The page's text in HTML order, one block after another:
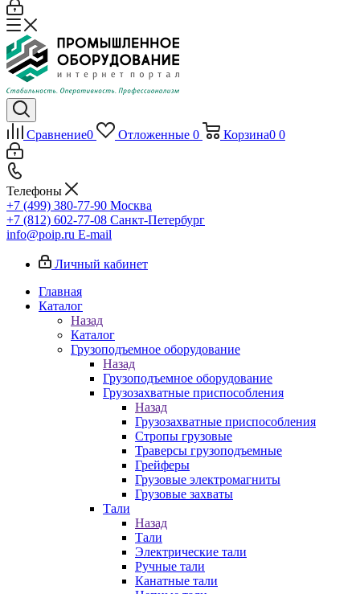
Сравнение0 Отложенные 0 Корзина0 0
Телефоны
+7 (499) 380-77-90 Москва
+7 (812) 602-77-08 Санкт-Петербург
info@poip.ru E-mail
Личный кабинет
Главная
Каталог
Назад
Каталог
Грузоподъемное оборудование
Назад
Грузоподъемное оборудование
Грузозахватные приспособления
Назад
Грузозахватные приспособления
Стропы грузовые
Траверсы грузоподъемные
Грейферы
Грузовые электромагниты
Грузовые захваты
Тали
Назад
Тали
Электрические тали
Ручные тали
Канатные тали